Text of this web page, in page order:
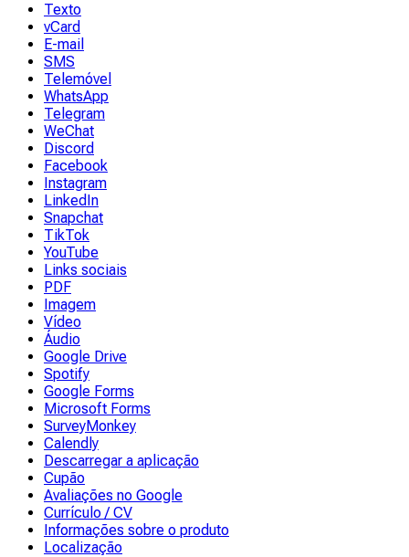
Texto
vCard
E-mail
SMS
Telemóvel
WhatsApp
Telegram
WeChat
Discord
Facebook
Instagram
LinkedIn
Snapchat
TikTok
YouTube
Links sociais
PDF
Imagem
Vídeo
Áudio
Google Drive
Spotify
Google Forms
Microsoft Forms
SurveyMonkey
Calendly
Descarregar a aplicação
Cupão
Avaliações no Google
Currículo / CV
Informações sobre o produto
Localização